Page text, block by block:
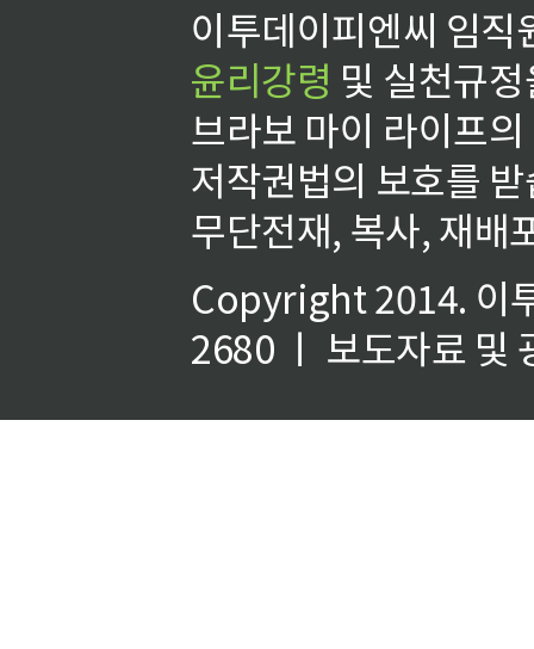
이투데이피엔씨 임
윤리강령 및 실천규
브라보 마이 라이프
저작권법의 보호를
무단전재, 복사, 재배
Copyright 2014. 이
2680 ㅣ 보도자료